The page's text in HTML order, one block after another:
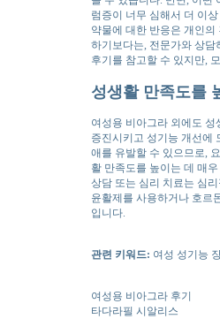
럼증이 너무 심해서 더 이
약물에 대한 반응은 개인
하기보다는, 전문가와 상
후기를 참고할 수 있지만,
성생활 만족도를
여성용 비아그라 외에도
증진시키고 성기능 개선에
애를 유발할 수 있으므로,
활 만족도를 높이는 데 매
상담 또는 심리 치료는 심
윤활제를 사용하거나 호르
입니다.
관련 키워드: 여성 성기능
여성용 비아그라 후기
타다라필 시알리스